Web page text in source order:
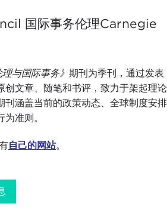
国际事务伦理Carnegie
理与国际事务》 期刊为季刊，通过发表
创文章、随笔和书评，致力于架起理论
刊涵盖当前的政策动态、全球制度安排
准则。
自己的网站。